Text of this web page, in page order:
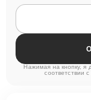
Нажимая на кнопку, я
соответствии с